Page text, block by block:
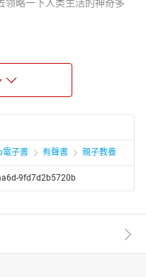
领略一下人类生活的神奇多
动与引导，行文感情细腻。
，一百余篇小故事在中央人
有《玩宠》等
電子書 有聲書 親子教養
9fd7d2b5720b